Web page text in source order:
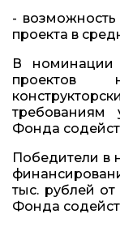
- возможность
проекта в
В номинации
проектов
требованиям
Фонда
Победители в
тыс. рублей
Фонда